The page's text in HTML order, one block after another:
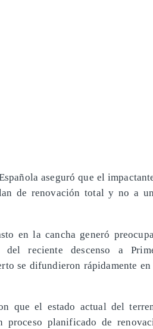
aseguró que el
de renovación total y no a
en la cancha generó
del reciente descenso a
se difundieron rápidamente
que el estado actual del
proceso planificado de